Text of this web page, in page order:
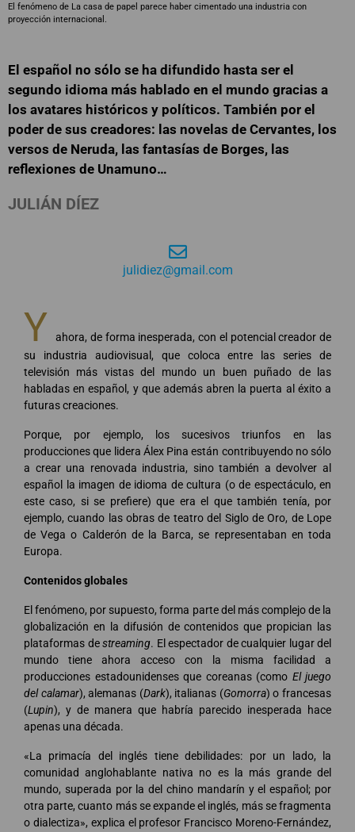
El fenómeno de La casa de papel parece haber cimentado una industria con
proyección internacional.
El español no sólo se ha difundido hasta ser el
segundo idioma más hablado en el mundo gracias a
los avatares históricos y políticos. También por el
poder de sus creadores: las novelas de Cervantes, los
versos de Neruda, las fantasías de Borges, las
reflexiones de Unamuno…
JULIÁN DÍEZ
julidiez@gmail.com
Y
ahora, de forma inesperada, con el potencial creador de
su industria audiovisual, que coloca entre las series de
televisión más vistas del mundo un buen puñado de las
habladas en español, y que además abren la puerta al éxito a
futuras creaciones.
Porque, por ejemplo, los sucesivos triunfos en las
producciones que lidera Álex Pina están contribuyendo no sólo
a crear una renovada industria, sino también a devolver al
español la imagen de idioma de cultura (o de espectáculo, en
este caso, si se prefiere) que era el que también tenía, por
ejemplo, cuando las obras de teatro del Siglo de Oro, de Lope
de Vega o Calderón de la Barca, se representaban en toda
Europa.
Contenidos globales
El fenómeno, por supuesto, forma parte del más complejo de la
globalización en la difusión de contenidos que propician las
plataformas destreaming. El espectador de cualquier lugar del
mundo tiene ahora acceso con la misma facilidad a
producciones estadounidenses que coreanas (como El juego
del calamar), alemanas (Dark), italianas (Gomorra) o francesas
(Lupin), y de manera que habría parecido inesperada hace
apenas una década.
«La primacía del inglés tiene debilidades: por un lado, la
comunidad anglohablante nativa no es la más grande del
mundo, superada por la del chino mandarín y el español; por
otra parte, cuanto más se expande el inglés, más se fragmenta
o dialectiza», explica el profesor Francisco Moreno-Fernández,